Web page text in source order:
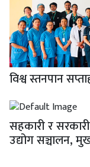
विश्व स्तनपान
सहकारी र
उद्योग सञ्चालन,